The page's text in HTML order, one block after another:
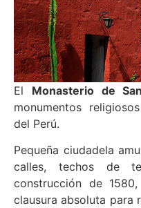
El Monasterio de
monumentos
del Perú.
Pequeña ciudadela
calles, techos de
construcción de
clausura absoluta para